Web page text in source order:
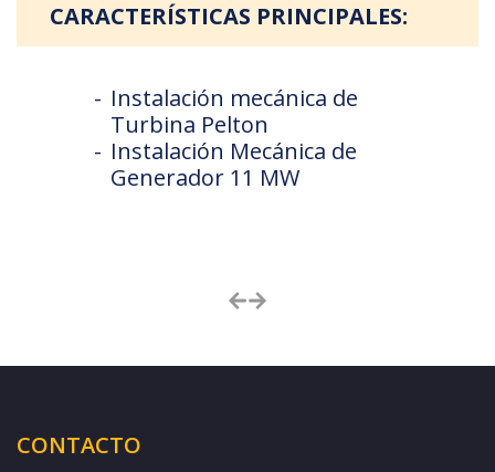
CARACTERÍSTICAS PRINCIPALES:
Instalación mecánica de
Turbina Pelton
Instalación Mecánica de
Generador 11 MW
CONTACTO